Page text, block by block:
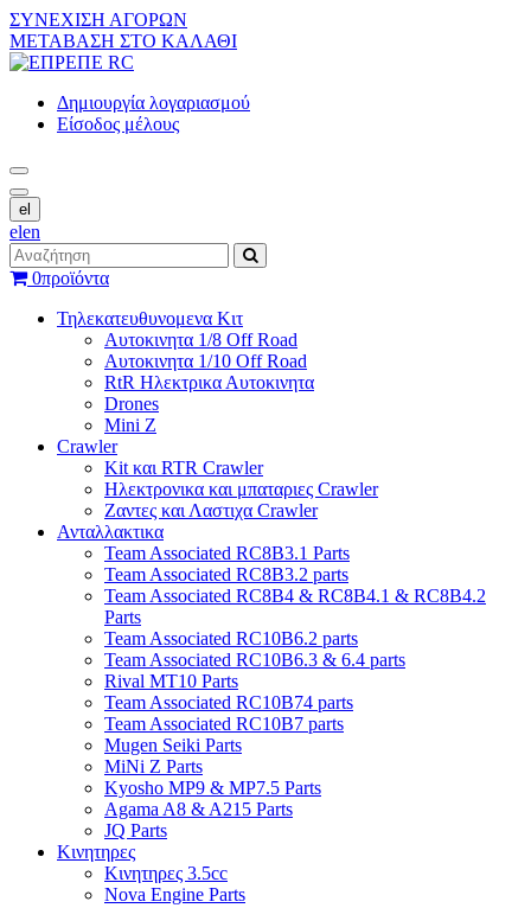
ΣΥΝΕΧΙΣΗ ΑΓΟΡΩΝ
ΜΕΤΑΒΑΣΗ ΣΤΟ ΚΑΛΑΘΙ
Δημιουργία λογαριασμού
Είσοδος μέλους
el
elen
0προϊόντα
Τηλεκατευθυνομενα Κιτ
Αυτοκινητα 1/8 Off Road
Αυτοκινητα 1/10 Off Road
RtR Ηλεκτρικα Αυτοκινητα
Drones
Mini Z
Crawler
Kit και RTR Crawler
Ηλεκτρονικα και μπαταριες Crawler
Ζαντες και Λαστιχα Crawler
Ανταλλακτικα
Team Associated RC8B3.1 Parts
Team Associated RC8B3.2 parts
Team Associated RC8B4 & RC8B4.1 & RC8B4.2
Parts
Team Associated RC10B6.2 parts
Team Associated RC10B6.3 & 6.4 parts
Rival MT10 Parts
Team Associated RC10B74 parts
Team Associated RC10B7 parts
Mugen Seiki Parts
MiNi Z Parts
Kyosho MP9 & MP7.5 Parts
Agama A8 & A215 Parts
JQ Parts
Κινητηρες
Κινητηρες 3.5cc
Nova Engine Parts